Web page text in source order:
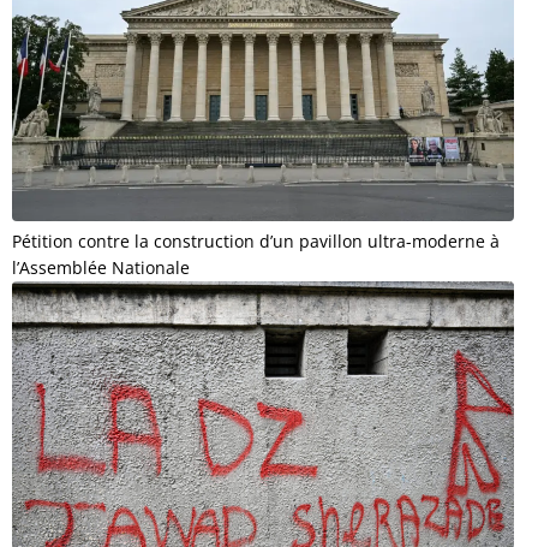
Pétition contre la construction d’un pavillon ultra-moderne à
l’Assemblée Nationale